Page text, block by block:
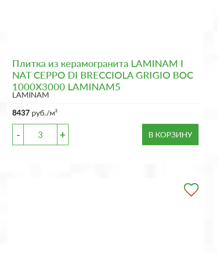
Плитка из керамогранита LAMINAM I
NAT CEPPO DI BRECCIOLA GRIGIO BOC
1000X3000 LAMINAM5
LAMINAM
8437 руб./м²
- + В КОРЗИНУ